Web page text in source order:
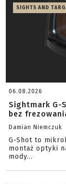
SIGHTS AND
06.08.2026
Sightmark G-
bez
Damian Niemczuk
G-Shot to
montaż optyki
mody...